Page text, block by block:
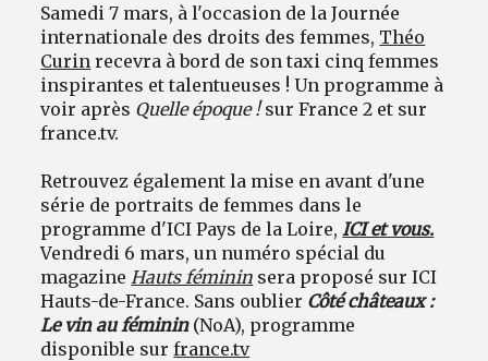
Samedi 7 mars, à l'occasion de la Journée
internationale des droits des femmes, Théo
Curin recevra à bord de son taxi cinq femmes
inspirantes et talentueuses ! Un programme à
voir après Quelle époque !sur France 2 et sur
france.tv.
Retrouvez également la mise en avant d'une
série de portraits de femmes dans le
programme d'ICI Pays de la Loire, ICI et vous.
Vendredi 6 mars, un numéro spécial du
magazine Hauts féminin sera proposé sur ICI
Hauts-de-France. Sans oublier Côté châteaux :
Le vin au féminin(NoA), programme
disponible surfrance.tv